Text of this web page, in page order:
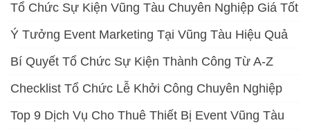
Tổ Chức Sự Kiện Vũng Tàu Chuyên Nghiệp Giá Tốt
Ý Tưởng Event Marketing Tại Vũng Tàu Hiệu Quả
Bí Quyết Tổ Chức Sự Kiện Thành Công Từ A-Z
Checklist Tổ Chức Lễ Khởi Công Chuyên Nghiệp
Top 9 Dịch Vụ Cho Thuê Thiết Bị Event Vũng Tàu